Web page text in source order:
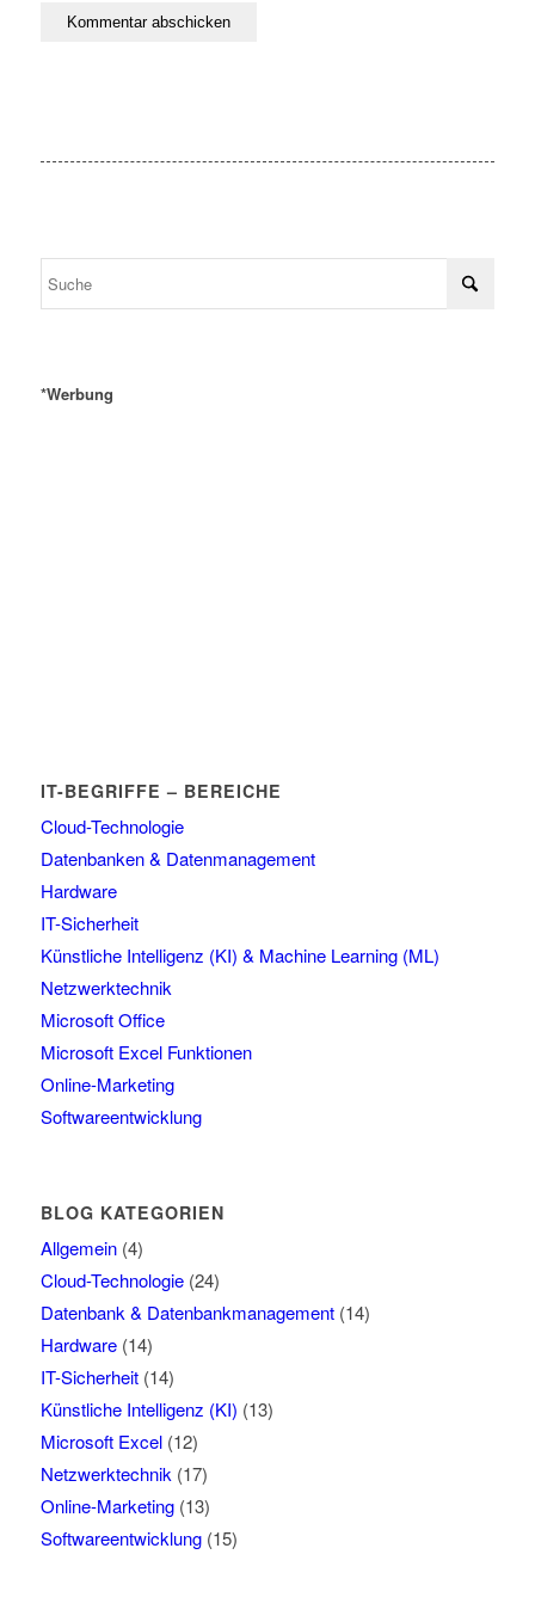
*Werbung
IT-BEGRIFFE – BEREICHE
Cloud-Technologie
Datenbanken & Datenmanagement
Hardware
IT-Sicherheit
Künstliche Intelligenz (KI) & Machine Learning (ML)
Netzwerktechnik
Microsoft Office
Microsoft Excel Funktionen
Online-Marketing
Softwareentwicklung
BLOG KATEGORIEN
Allgemein(4)
Cloud-Technologie(24)
Datenbank & Datenbankmanagement(14)
Hardware(14)
IT-Sicherheit(14)
Künstliche Intelligenz (KI) (13)
Microsoft Excel(12)
Netzwerktechnik (17)
Online-Marketing(13)
Softwareentwicklung(15)